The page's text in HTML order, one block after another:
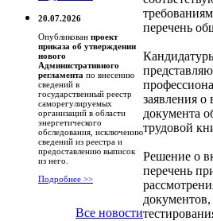
20.07.2026
Опубликован проект
приказа об утверждении
нового
Административного
регламента по внесению
сведений в
государственный реестр
саморегулируемых
организаций в области
энергетического
обследования, исключению
сведений из реестра и
предоставлению выписок
из него.
Подробнее >>
Все новости
перечень
заявления о
документа
трудовой
Решение о
перечень